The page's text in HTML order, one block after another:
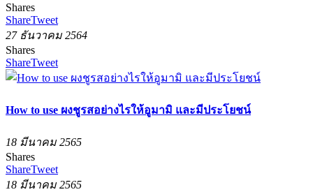
Shares
ShareTweet
27 ธันวาคม 2564
Shares
ShareTweet
How to use ผงชูรสอย่างไรให้อูมามิ และมีประโยชน์
18 มีนาคม 2565
Shares
ShareTweet
18 มีนาคม 2565